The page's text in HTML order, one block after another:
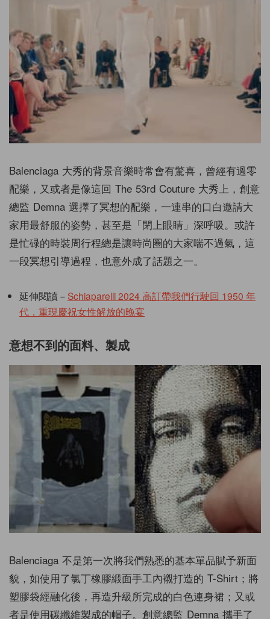
Balenciaga 大秀的背景音樂時常會有驚喜，曾經有過零
配樂，又或者是像這回 The 53rd Couture 大秀上，創意
總監 Demna 選擇了冥想的配樂，一連串的口白邀請大
家用最舒服的姿勢，甚至是「閉上眼睛」深呼吸。或許
是忙碌的時裝周行程總是讓時尚圈的大家喘不過氣，這
一段冥想引導過程，也意外成了話題之一。
延伸閱讀－ Schiaparelli 2024 高訂帶我們行駛回 1950 年
代，重現慶祝女性解放的晚宴
意想不到的面料、製成
Balenciaga 不是第一次將我們熟悉的基本單品賦予新面
貌，如使用了氯丁橡膠緞面手工內襯打造的 T-Shirt；將
塑膠袋經融化後，再造升級所完成的白色連身裙；又或
者是使用碳纖維製成的帽子。創意總監 Demna 攜手了